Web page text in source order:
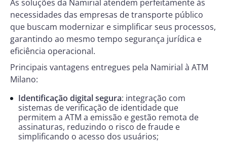
As soluções da Namirial atendem perfeitamente às
necessidades das empresas de transporte público
que buscam modernizar e simplificar seus processos,
garantindo ao mesmo tempo segurança jurídica e
eficiência operacional.
Principais vantagens entregues pela Namirial à ATM
Milano:
Identificação digital segura: integração com
sistemas de verificação de identidade que
permitem a ATM a emissão e gestão remota de
assinaturas, reduzindo o risco de fraude e
simplificando o acesso dos usuários;